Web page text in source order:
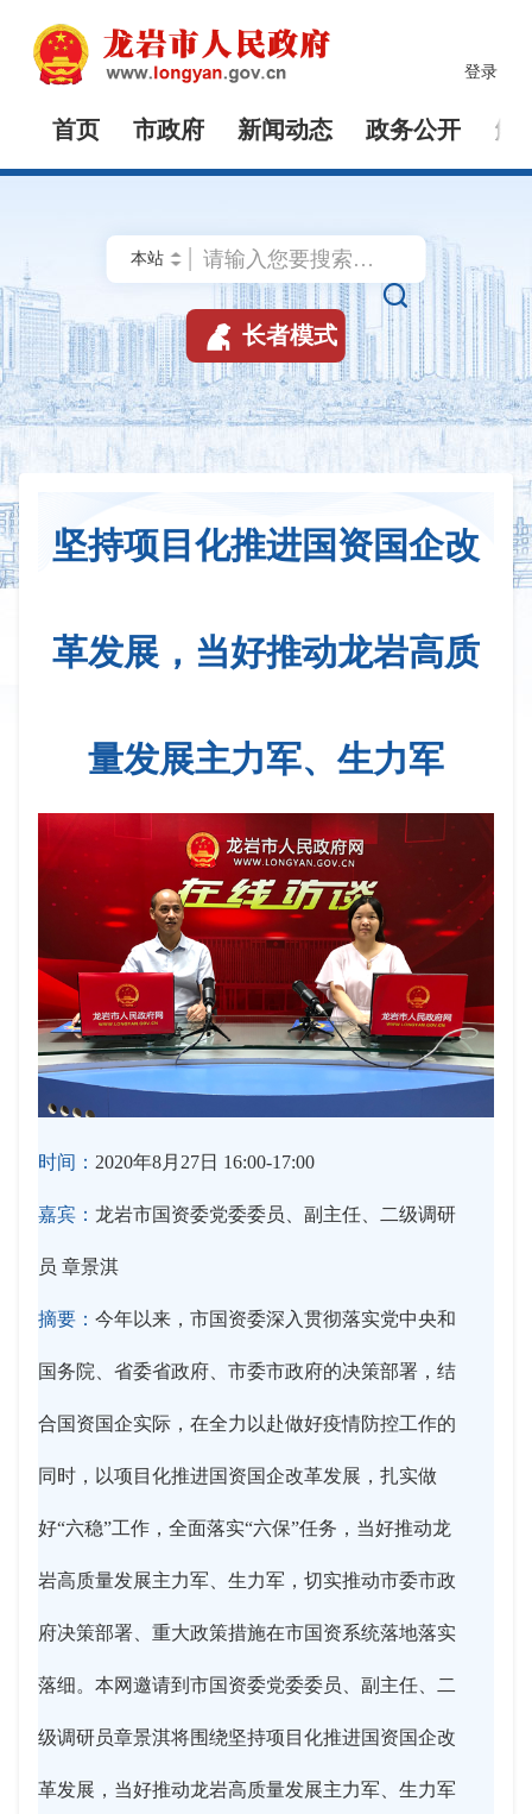
登录
首页 市政府 新闻动态 政务公开 解

 长者模式
坚持项目化推进国资国企改
革发展，当好推动龙岩高质
量发展主力军、生力军
时间： 2020年8月27日 16:00-17:00
嘉宾： 龙岩市国资委党委委员、副主任、二级调研
员 章景淇
摘要： 今年以来，市国资委深入贯彻落实党中央和
国务院、省委省政府、市委市政府的决策部署，结
合国资国企实际，在全力以赴做好疫情防控工作的
同时，以项目化推进国资国企改革发展，扎实做
好“六稳”工作，全面落实“六保”任务，当好推动龙
岩高质量发展主力军、生力军，切实推动市委市政
府决策部署、重大政策措施在市国资系统落地落实
落细。本网邀请到市国资委党委委员、副主任、二
级调研员章景淇将围绕坚持项目化推进国资国企改
革发展，当好推动龙岩高质量发展主力军、生力军